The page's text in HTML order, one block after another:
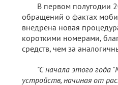
В первом полугодии
обращений о фактах
внедрена новая
короткими номерами,
средств, чем за
"С начала этого года
устройств, начиная от